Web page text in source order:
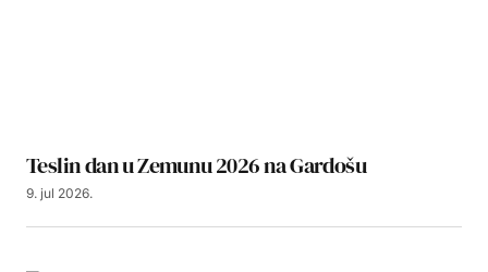
Teslin dan u Zemunu 2026 na Gardošu
9. jul 2026.